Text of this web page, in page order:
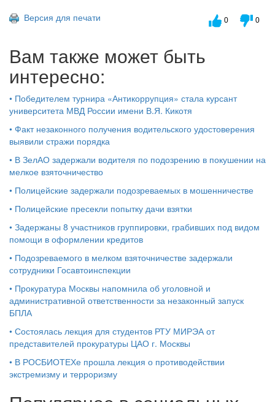
Версия для печати
0 0
Вам также может быть
интересно:
• Победителем турнира «Антикоррупция» стала курсант
университета МВД России имени В.Я. Кикотя
• Факт незаконного получения водительского удостоверения
выявили стражи порядка
• В ЗелАО задержали водителя по подозрению в покушении на
мелкое взяточничество
• Полицейские задержали подозреваемых в мошенничестве
• Полицейские пресекли попытку дачи взятки
• Задержаны 8 участников группировки, грабивших под видом
помощи в оформлении кредитов
• Подозреваемого в мелком взяточничестве задержали
сотрудники Госавтоинспекции
• Прокуратура Москвы напомнила об уголовной и
административной ответственности за незаконный запуск
БПЛА
• Состоялась лекция для студентов РТУ МИРЭА от
представителей прокуратуры ЦАО г. Москвы
• В РОСБИОТЕХе прошла лекция о противодействии
экстремизму и терроризму